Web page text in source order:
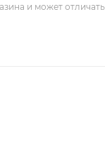
и может